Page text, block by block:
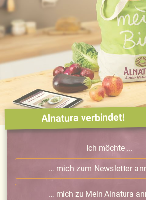
Alnatura verbindet!
Ich möchte ...
… mich zum Newsletter
… mich zu Mein Alnatura